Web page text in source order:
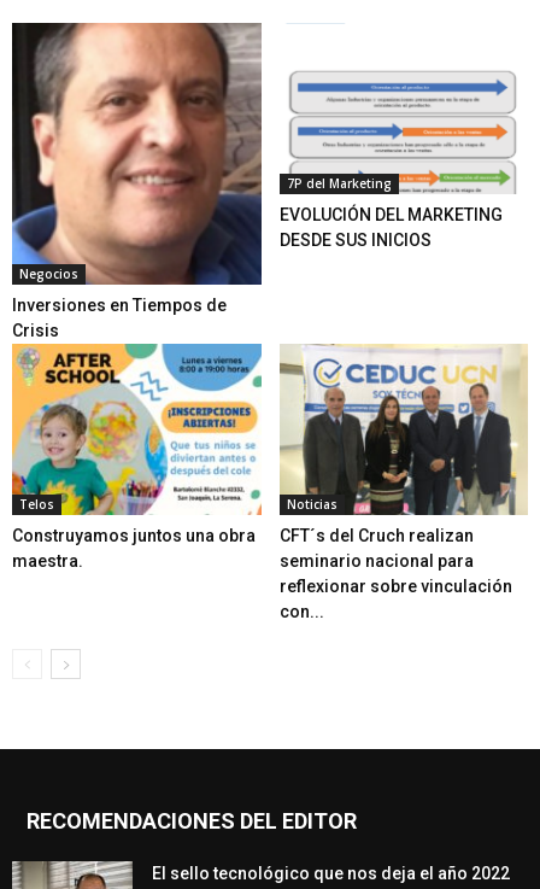
Negocios
Inversiones en Tiempos de
Crisis
7P del Marketing
EVOLUCIÓN DEL MARKETING
DESDE SUS INICIOS
Telos
Construyamos juntos una obra
maestra.
Noticias
CFT´s del Cruch realizan
seminario nacional para
reflexionar sobre vinculación
con...
RECOMENDACIONES DEL EDITOR
El sello tecnológico que nos deja el año 2022